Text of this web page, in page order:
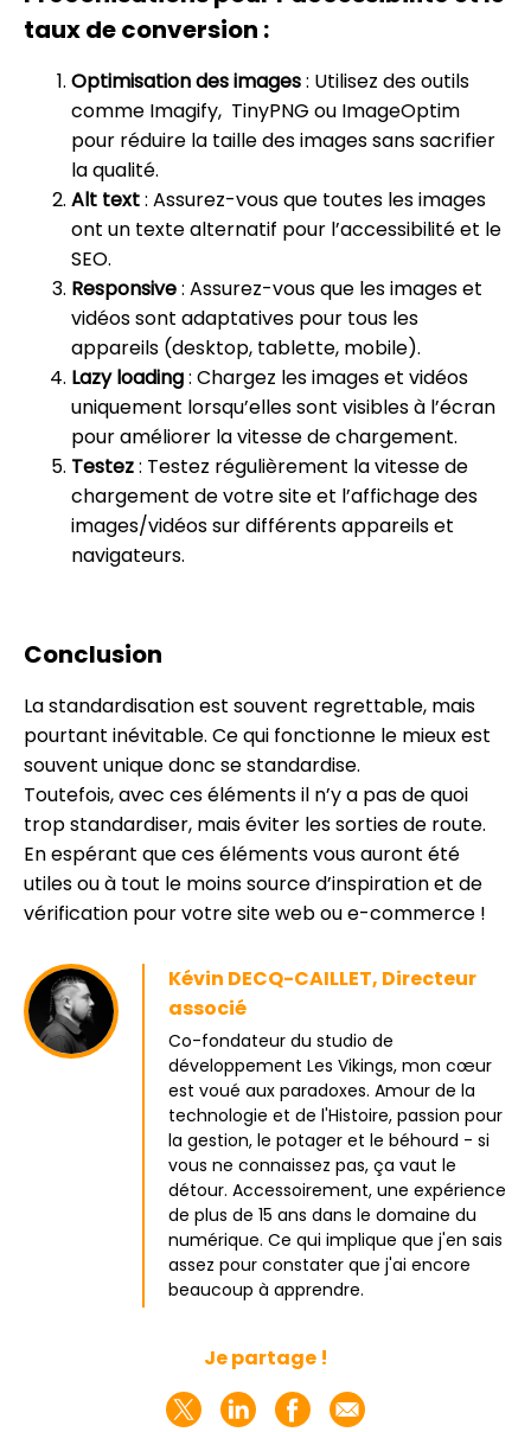
taux de conversion :
Optimisation des images: Utilisez des outils
comme Imagify, TinyPNG ou ImageOptim
pour réduire la taille des images sans sacrifier
la qualité.
Alt text: Assurez-vous que toutes les images
ont un texte alternatif pour l’accessibilité et le
SEO.
Responsive: Assurez-vous que les images et
vidéos sont adaptatives pour tous les
appareils (desktop, tablette, mobile).
Lazy loading: Chargez les images et vidéos
uniquement lorsqu’elles sont visibles à l’écran
pour améliorer la vitesse de chargement.
Testez: Testez régulièrement la vitesse de
chargement de votre site et l’affichage des
images/vidéos sur différents appareils et
navigateurs.
Conclusion
La standardisation est souvent regrettable, mais
pourtant inévitable. Ce qui fonctionne le mieux est
souvent unique donc se standardise.
Toutefois, avec ces éléments il n’y a pas de quoi
trop standardiser, mais éviter les sorties de route.
En espérant que ces éléments vous auront été
utiles ou à tout le moins source d’inspiration et de
vérification pour votre site web ou e-commerce !
Kévin DECQ-CAILLET, Directeur
associé
Co-fondateur du studio de
développement Les Vikings, mon cœur
est voué aux paradoxes. Amour de la
technologie et de l'Histoire, passion pour
la gestion, le potager et le béhourd - si
vous ne connaissez pas, ça vaut le
détour. Accessoirement, une expérience
de plus de 15 ans dans le domaine du
numérique. Ce qui implique que j'en sais
assez pour constater que j'ai encore
beaucoup à apprendre.
Je partage !